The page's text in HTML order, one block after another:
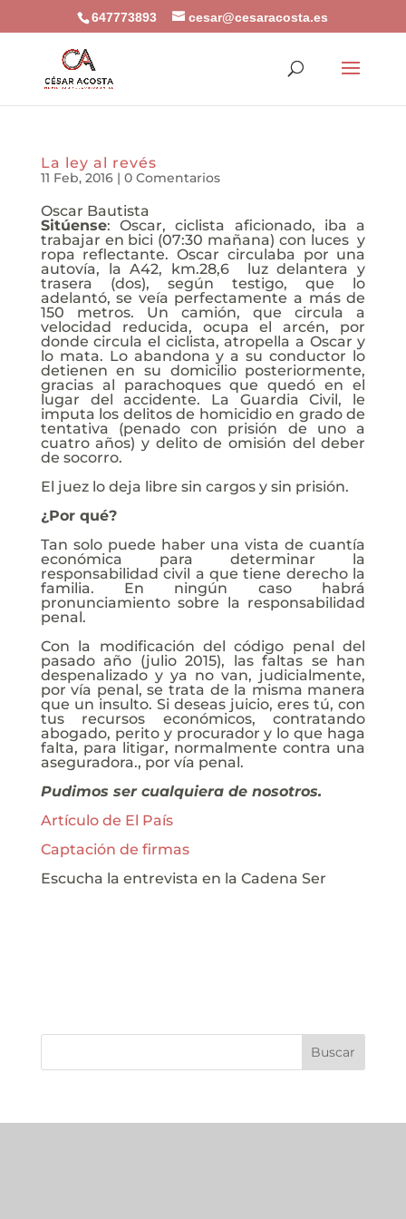
647773893 cesar@cesaracosta.es
La ley al revés
11 Feb, 2016| 0 Comentarios
Oscar Bautista
Sitúense: Oscar, ciclista aficionado, iba a
trabajar en bici (07:30 mañana) con luces y
ropa reflectante. Oscar circulaba por una
autovía, la A42, km.28,6 luz delantera y
trasera (dos), según testigo, que lo
adelantó, se veía perfectamente a más de
150 metros. Un camión, que circula a
velocidad reducida, ocupa el arcén, por
donde circula el ciclista, atropella a Oscar y
lo mata. Lo abandona y a su conductor lo
detienen en su domicilio posteriormente,
gracias al parachoques que quedó en el
lugar del accidente. La Guardia Civil, le
imputa los delitos de homicidio en grado de
tentativa (penado con prisión de uno a
cuatro años) y delito de omisión del deber
de socorro.
El juez lo deja libre sin cargos y sin prisión.
¿Por qué?
Tan solo puede haber una vista de cuantía
económica para determinar la
responsabilidad civil a que tiene derecho la
familia. En ningún caso habrá
pronunciamiento sobre la responsabilidad
penal.
Con la modificación del código penal del
pasado año (julio 2015), las faltas se han
despenalizado y ya no van, judicialmente,
por vía penal, se trata de la misma manera
que un insulto. Si deseas juicio, eres tú, con
tus recursos económicos, contratando
abogado, perito y procurador y lo que haga
falta, para litigar, normalmente contra una
aseguradora., por vía penal.
Pudimos ser cualquiera de nosotros.
Artículo de El País
Captación de firmas
Escucha la entrevista en la Cadena Ser